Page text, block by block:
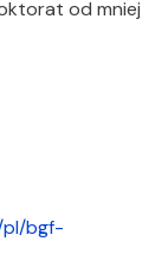
od mniej
pl/bgf-